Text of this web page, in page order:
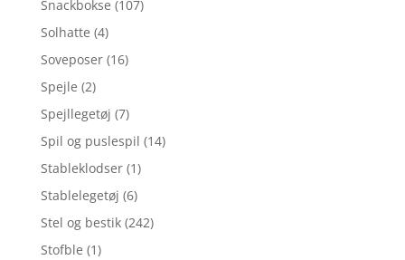
Snackbokse (107)
Solhatte (4)
Soveposer (16)
Spejle (2)
Spejllegetøj (7)
Spil og puslespil (14)
Stableklodser (1)
Stablelegetøj (6)
Stel og bestik (242)
Stofble (1)